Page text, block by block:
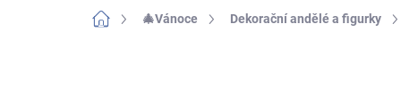
Domů 🎄Vánoce Dekorační andělé a figurky